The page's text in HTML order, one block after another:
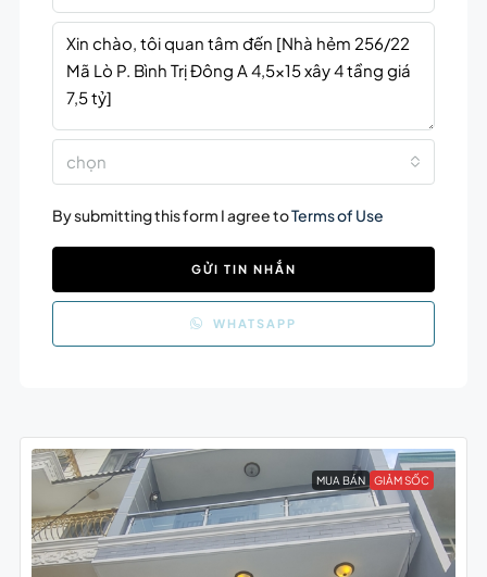
chọn
By submitting this form I agree toTerms of Use
GỬI TIN NHẮN
WHATSAPP
MUA BÁN GIẢM SỐC